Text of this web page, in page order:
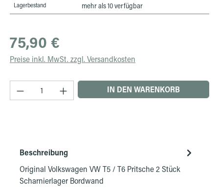
Lagerbestand mehr als 10 verfügbar
Regulärer Preis:
75,90 €
Preise inkl. MwSt. zzgl. Versandkosten
Produkt Anzahl: Gib den gewünschten Wert
IN DEN WARENKORB
Beschreibung
Original Volkswagen VW T5 / T6 Pritsche 2 Stück
Scharnierlager Bordwand